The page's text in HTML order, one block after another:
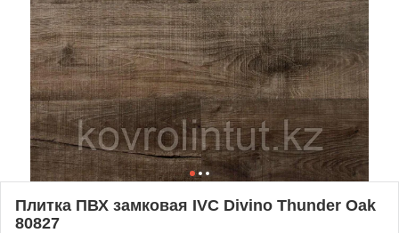
Плитка ПВХ замковая IVC Divino Thunder Oak
80827